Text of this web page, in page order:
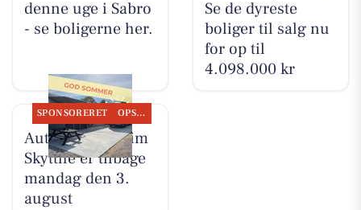
denne uge i Sabro
- se boligerne her.
Se de dyreste
boliger til salg nu
for op til
4.098.000 kr
SPONSORERET OPSLAGSTAVLEN
Autotekniker Kim
Skytthe er tilbage
mandag den 3.
august